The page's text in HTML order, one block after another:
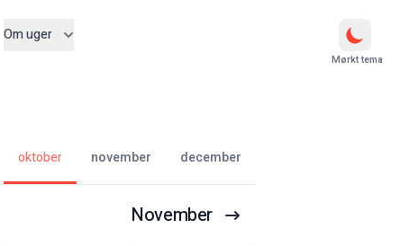
Om uger
Mørkt tema
oktober november december
November